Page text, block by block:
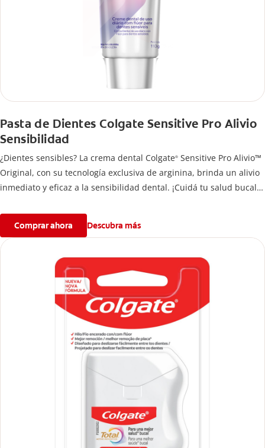
Pasta de Dientes Colgate Sensitive Pro Alivio
Sensibilidad
¿Dientes sensibles? La crema dental Colgate® Sensitive Pro Alivio™
Original, con su tecnología exclusiva de arginina, brinda un alivio
inmediato y eficaz a la sensibilidad dental. ¡Cuidá tu salud bucal!
crema de dientes Colgate
alivio instantáneo* y duradero causado por la sensibilidad dental.
*Con aplicación directa, masajeando por un minuto en cada
diente sensible.
Comprar ahora Descubra más